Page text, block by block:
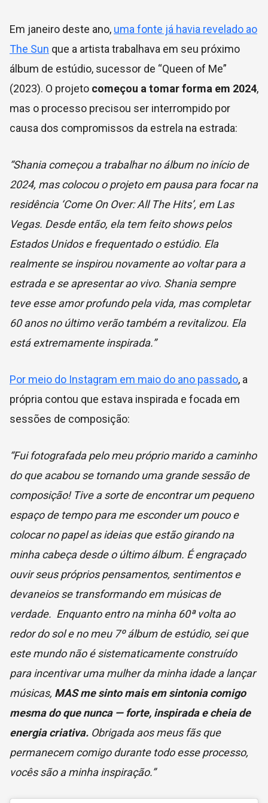
Em janeiro deste ano, uma fonte já havia revelado ao
The Sun que a artista trabalhava em seu próximo
álbum de estúdio, sucessor de “Queen of Me”
(2023). O projeto começou a tomar forma em 2024,
mas o processo precisou ser interrompido por
causa dos compromissos da estrela na estrada:
“Shania começou a trabalhar no álbum no início de
2024, mas colocou o projeto em pausa para focar na
residência ‘Come On Over: All The Hits’, em Las
Vegas. Desde então, ela tem feito shows pelos
Estados Unidos e frequentado o estúdio. Ela
realmente se inspirou novamente ao voltar para a
estrada e se apresentar ao vivo. Shania sempre
teve esse amor profundo pela vida, mas completar
60 anos no último verão também a revitalizou. Ela
está extremamente inspirada.”
Por meio do Instagram em maio do ano passado, a
própria contou que estava inspirada e focada em
sessões de composição:
“Fui fotografada pelo meu próprio marido a caminho
do que acabou se tornando uma grande sessão de
composição! Tive a sorte de encontrar um pequeno
espaço de tempo para me esconder um pouco e
colocar no papel as ideias que estão girando na
minha cabeça desde o último álbum. É engraçado
ouvir seus próprios pensamentos, sentimentos e
devaneios se transformando em músicas de
verdade. Enquanto entro na minha 60ª volta ao
redor do sol e no meu 7º álbum de estúdio, sei que
este mundo não é sistematicamente construído
para incentivar uma mulher da minha idade a lançar
músicas, MAS me sinto mais em sintonia comigo
mesma do que nunca — forte, inspirada e cheia de
energia criativa. Obrigada aos meus fãs que
permanecem comigo durante todo esse processo,
vocês são a minha inspiração.”